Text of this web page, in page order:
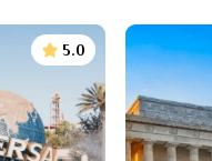
vào mùa nào đẹp
5.0